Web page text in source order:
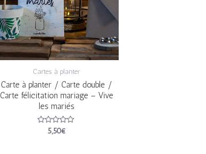
Cartes à planter
Carte à planter / Carte double /
Carte félicitation mariage – Vive
les mariés
Note5,50€